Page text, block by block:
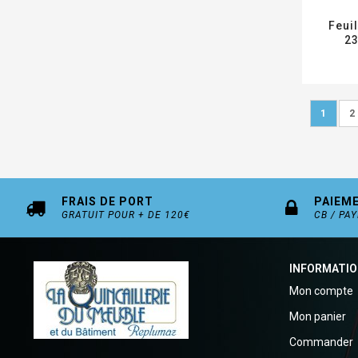
Page
Vous
1 2
FRAIS DE PORT
GRATUIT POUR + DE 120€ CB /
Mon compte
Mon panier
Commander